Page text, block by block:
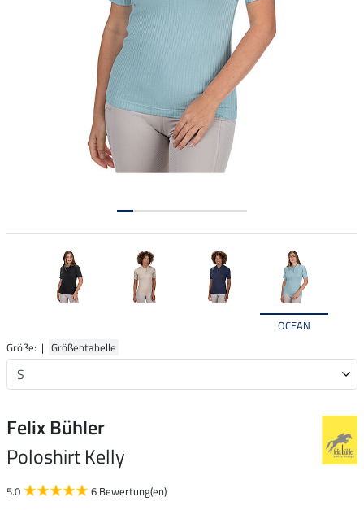
OCEAN
Größe: | Größentabelle
Felix Bühler
Poloshirt Kelly
5.0 6 Bewertung(en)